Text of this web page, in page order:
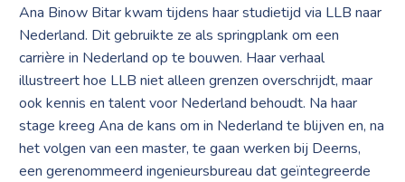
Ana Binow Bitar kwam tijdens haar studietijd via LLB naar
Nederland. Dit gebruikte ze als springplank om een
carrière in Nederland op te bouwen. Haar verhaal
illustreert hoe LLB niet alleen grenzen overschrijdt, maar
ook kennis en talent voor Nederland behoudt. Na haar
stage kreeg Ana de kans om in Nederland te blijven en, na
het volgen van een master, te gaan werken bij Deerns,
een gerenommeerd ingenieursbureau dat geïntegreerde